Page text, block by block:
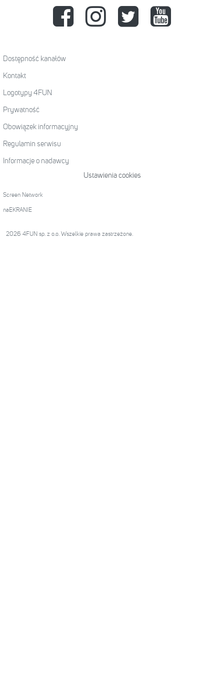
Dostępność kanałów
Kontakt
Logotypy 4FUN
Prywatność
Obowiązek informacyjny
Regulamin serwisu
Informacje o nadawcy
Ustawienia cookies
Screen Network
naEKRANIE
2026 4FUN sp. z o.o. Wszelkie prawa zastrzeżone.